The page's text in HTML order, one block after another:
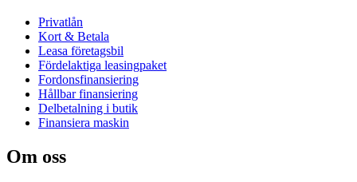
Privatlån
Kort & Betala
Leasa företagsbil
Fördelaktiga leasingpaket
Fordonsfinansiering
Hållbar finansiering
Delbetalning i butik
Finansiera maskin
Om oss